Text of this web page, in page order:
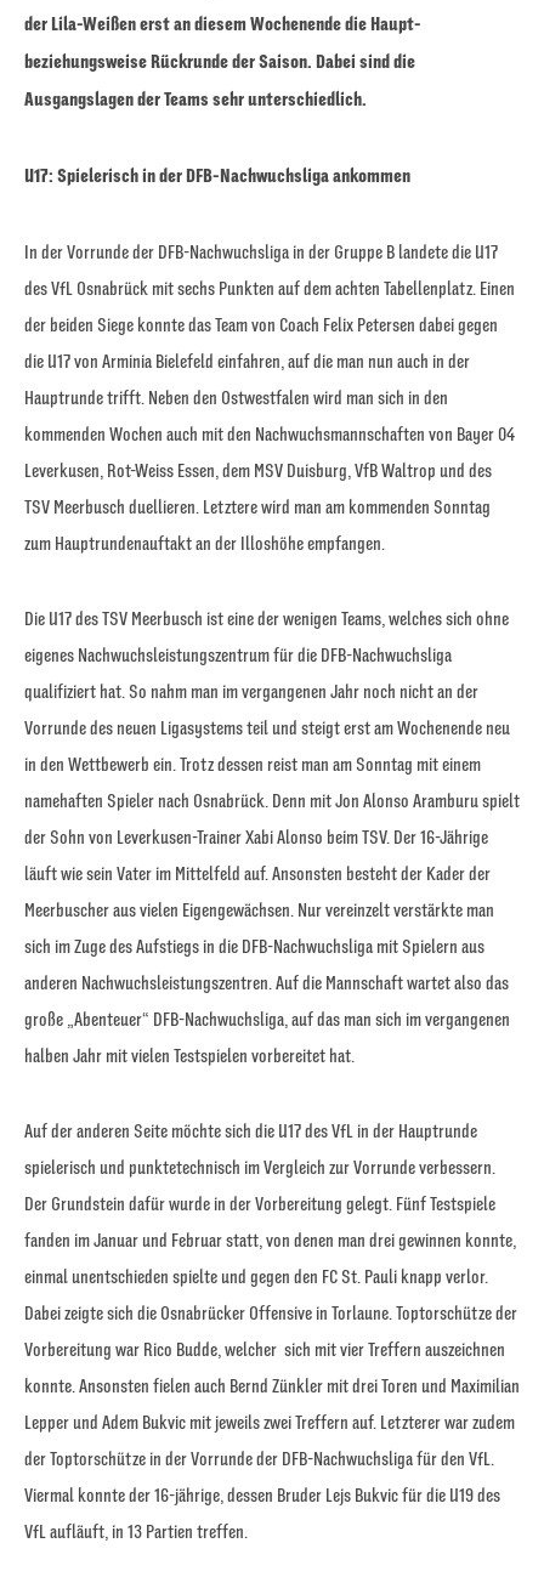
der Lila-Weißen erst an diesem Wochenende die Haupt-
beziehungsweise Rückrunde der Saison. Dabei sind die
Ausgangslagen der Teams sehr unterschiedlich.
U17: Spielerisch in der DFB-Nachwuchsliga ankommen
In der Vorrunde der DFB-Nachwuchsliga in der Gruppe B landete die U17
des VfL Osnabrück mit sechs Punkten auf dem achten Tabellenplatz. Einen
der beiden Siege konnte das Team von Coach Felix Petersen dabei gegen
die U17 von Arminia Bielefeld einfahren, auf die man nun auch in der
Hauptrunde trifft. Neben den Ostwestfalen wird man sich in den
kommenden Wochen auch mit den Nachwuchsmannschaften von Bayer 04
Leverkusen, Rot-Weiss Essen, dem MSV Duisburg, VfB Waltrop und des
TSV Meerbusch duellieren. Letztere wird man am kommenden Sonntag
zum Hauptrundenauftakt an der Illoshöhe empfangen.
Die U17 des TSV Meerbusch ist eine der wenigen Teams, welches sich ohne
eigenes Nachwuchsleistungszentrum für die DFB-Nachwuchsliga
qualifiziert hat. So nahm man im vergangenen Jahr noch nicht an der
Vorrunde des neuen Ligasystems teil und steigt erst am Wochenende neu
in den Wettbewerb ein. Trotz dessen reist man am Sonntag mit einem
namehaften Spieler nach Osnabrück. Denn mit Jon Alonso Aramburu spielt
der Sohn von Leverkusen-Trainer Xabi Alonso beim TSV. Der 16-Jährige
läuft wie sein Vater im Mittelfeld auf. Ansonsten besteht der Kader der
Meerbuscher aus vielen Eigengewächsen. Nur vereinzelt verstärkte man
sich im Zuge des Aufstiegs in die DFB-Nachwuchsliga mit Spielern aus
anderen Nachwuchsleistungszentren. Auf die Mannschaft wartet also das
große „Abenteuer“ DFB-Nachwuchsliga, auf das man sich im vergangenen
halben Jahr mit vielen Testspielen vorbereitet hat.
Auf der anderen Seite möchte sich die U17 des VfL in der Hauptrunde
spielerisch und punktetechnisch im Vergleich zur Vorrunde verbessern.
Der Grundstein dafür wurde in der Vorbereitung gelegt. Fünf Testspiele
fanden im Januar und Februar statt, von denen man drei gewinnen konnte,
einmal unentschieden spielte und gegen den FC St. Pauli knapp verlor.
Dabei zeigte sich die Osnabrücker Offensive in Torlaune. Toptorschütze der
Vorbereitung war Rico Budde, welcher sich mit vier Treffern auszeichnen
konnte. Ansonsten fielen auch Bernd Zünkler mit drei Toren und Maximilian
Lepper und Adem Bukvic mit jeweils zwei Treffern auf. Letzterer war zudem
der Toptorschütze in der Vorrunde der DFB-Nachwuchsliga für den VfL.
Viermal konnte der 16-jährige, dessen Bruder Lejs Bukvic für die U19 des
VfL aufläuft, in 13 Partien treffen.